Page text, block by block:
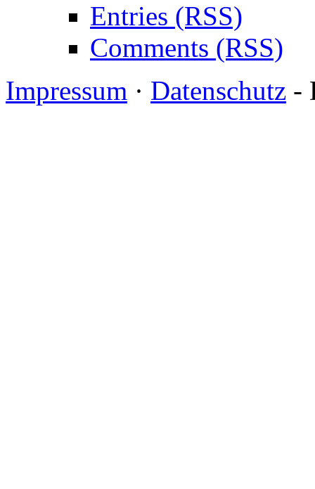
Entries (RSS)
Comments (RSS)
Impressum · Datenschutz -